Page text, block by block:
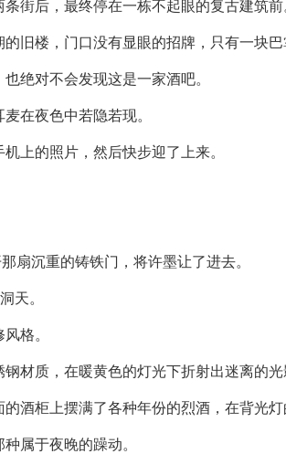
街后，最终停在一栋不起眼的复古建筑前
旧楼，门口没有显眼的招牌，只有一块
绝对不会发现这是一家酒吧。
在夜色中若隐若现。
上的照片，然后快步迎了上来。
扇沉重的铸铁门，将许墨让了进去。
天。
格。
材质，在暖黄色的灯光下折射出迷离的光
酒柜上摆满了各种年份的烈酒，在背光灯
属于夜晚的躁动。